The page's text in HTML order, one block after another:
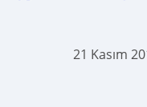
21 Kasım